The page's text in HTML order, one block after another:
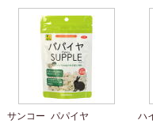
サンコー パパイヤ
ハ